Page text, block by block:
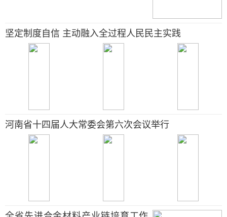
坚定制度自信 主动融入全过程人民民主实践
河南省十四届人大常委会第六次会议举行